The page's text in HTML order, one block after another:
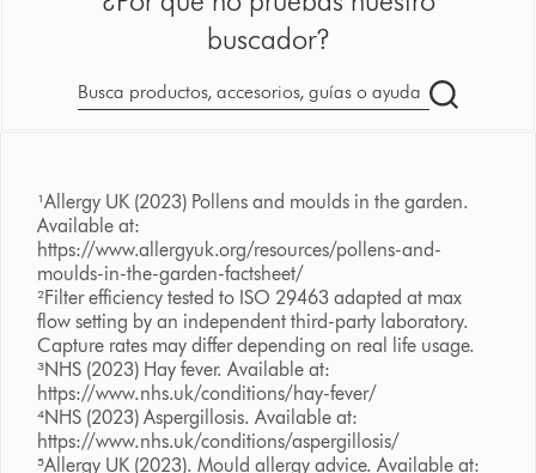
buscador?
Buscar
¹Allergy UK (2023) Pollens and moulds in the garden.
Available at:
https://www.allergyuk.org/resources/pollens-and-
moulds-in-the-garden-factsheet/
²Filter efficiency tested to ISO 29463 adapted at max
flow setting by an independent third-party laboratory.
Capture rates may differ depending on real life usage.
³NHS (2023) Hay fever. Available at:
https://www.nhs.uk/conditions/hay-fever/
⁴NHS (2023) Aspergillosis. Available at:
https://www.nhs.uk/conditions/aspergillosis/
⁵Allergy UK (2023). Mould allergy advice. Available at: